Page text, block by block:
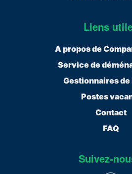
Liens
A propos de
Service de
Gestionnaires de
Postes
Contact
FAQ
Suivez-